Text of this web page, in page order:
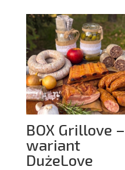
BOX Grillove –
wariant
DużeLove